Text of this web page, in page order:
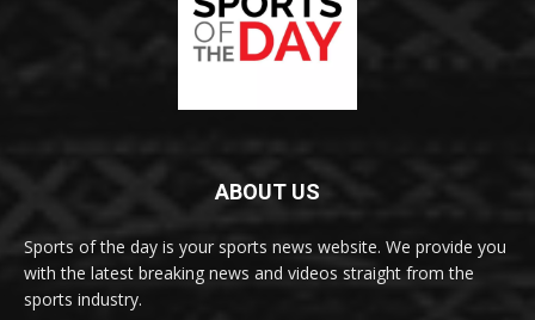
ABOUT US
Sports of the day is your sports news website. We provide you
with the latest breaking news and videos straight from the
sports industry.